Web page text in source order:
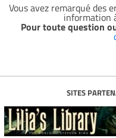
Vous avez remarqué des
information
Pour toute question
SITES